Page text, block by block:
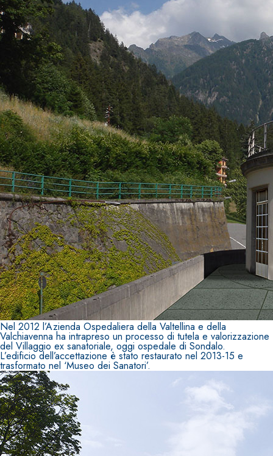
Nel 2012 l’Azienda Ospedaliera della Valtellina e della
Valchiavenna ha intrapreso un processo di tutela e valorizzazione
del Villaggio ex sanatoriale, oggi ospedale di Sondalo.
L’edificio dell’accettazione è stato restaurato nel 2013-15 e
trasformato nel ‘Museo dei Sanatori’.